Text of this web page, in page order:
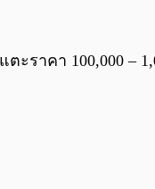
ราคา 100,000 –